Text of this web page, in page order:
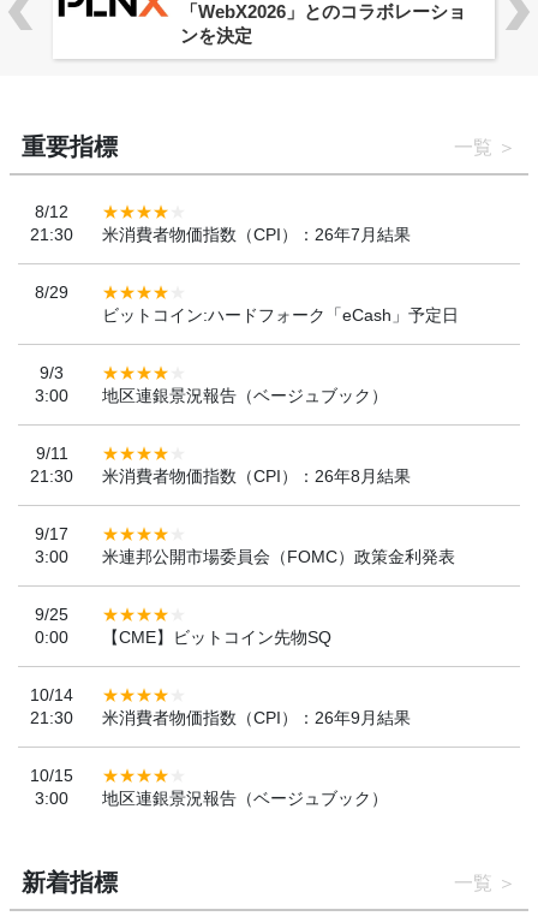
「WebX2026」とのコラボレーショ
ンを決定
重要指標 一覧
8/12
21:30
米消費者物価指数（CPI）：26年7月結果
8/29
ビットコイン:ハードフォーク「eCash」予定日
9/3
3:00
地区連銀景況報告（ベージュブック）
9/11
21:30
米消費者物価指数（CPI）：26年8月結果
9/17
3:00
米連邦公開市場委員会（FOMC）政策金利発表
9/25
0:00
【CME】ビットコイン先物SQ
10/14
21:30
米消費者物価指数（CPI）：26年9月結果
10/15
3:00
地区連銀景況報告（ベージュブック）
新着指標 一覧